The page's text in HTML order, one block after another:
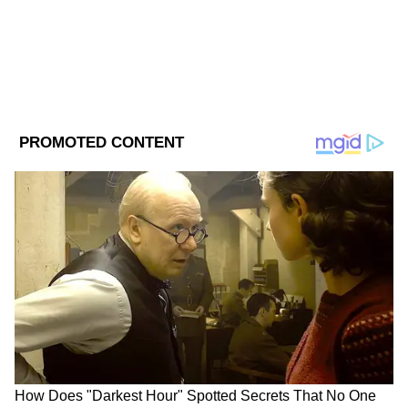
Related Articles
Best 7 Seater Electric SUV: একবার চার্জে ছুটবে
৬৭৯ কিমি! প্যানোরামিক সানরুফ, সেভেন সিটার
ইলেকট্রিক এসইউভি-র দাম কত?
DOWNLOAD APP
RECOMMENDED STORIES